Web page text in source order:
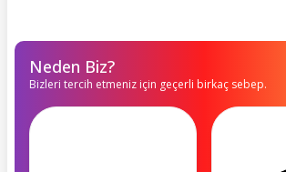
Neden Biz?
Bizleri tercih etmeniz için geçerli birkaç sebep.